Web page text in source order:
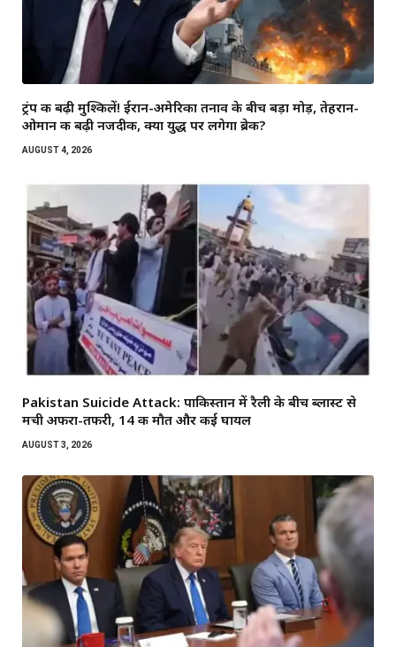
ट्रंप की बढ़ी मुश्किलें! ईरान-अमेरिका तनाव के बीच बड़ा मोड़, तेहरान-
ओमान की बढ़ी नजदीकी, क्या युद्ध पर लगेगा ब्रेक?
AUGUST 4, 2026
Pakistan Suicide Attack: पाकिस्तान में रैली के बीच ब्लास्ट से
मची अफरा-तफरी, 14 की मौत और कई घायल
AUGUST 3, 2026